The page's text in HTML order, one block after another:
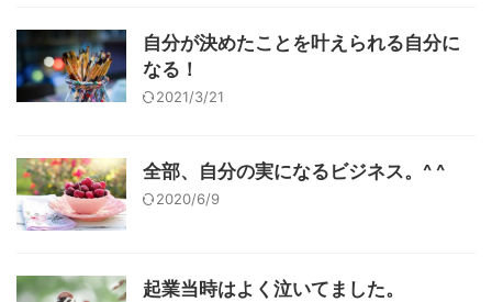
自分が決めたことを叶えられる自分に
なる！
2021/3/21
全部、自分の実になるビジネス。^ ^
2020/6/9
起業当時はよく泣いてました。